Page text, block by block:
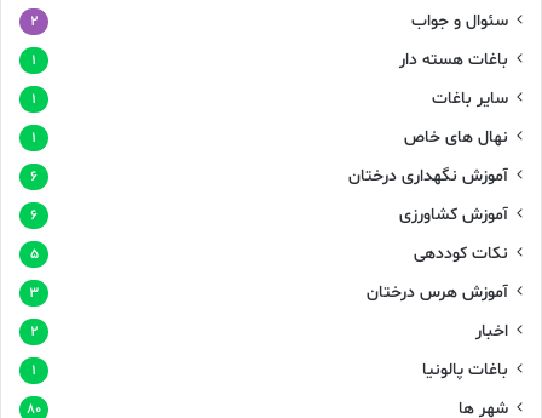
سئوال و جواب ۲
باغات هسته دار ۱
سایر باغات ۱
نهال های خاص ۱
آموزش نگهداری درختان ۶
آموزش کشاورزی ۶
نکات کوددهی ۵
آموزش هرس درختان ۳
اخبار ۲
باغات پالونیا ۱
شهر ها ۸۰